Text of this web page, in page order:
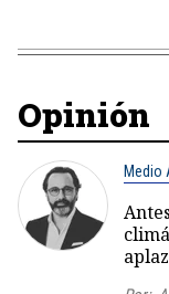
Opinión
Medio